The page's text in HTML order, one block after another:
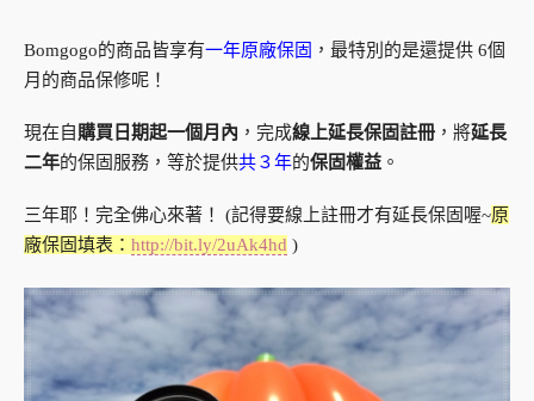
Bomgogo的商品皆享有一年原廠保固 ，最特別的是還提供 6個
月的商品保修呢！
現在自 購買日期起一個月內 ，完成線上延長保固註冊 ，將延長
二年的保固服務，等於提供共３年的保固權益 。
三年耶！完全佛心來著！ (記得要線上註冊才有延長保固喔~原
廠保固填表： http://bit.ly/2uAk4hd )